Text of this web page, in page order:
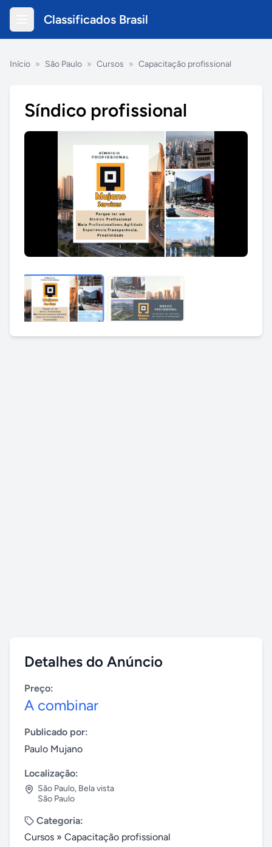
Classificados Brasil
Início » São Paulo » Cursos » Capacitação profissional
Síndico profissional
Detalhes do Anúncio
Preço:
A combinar
Publicado por:
Paulo Mujano
Localização:
São Paulo, Bela vista
São Paulo
Categoria:
Cursos » Capacitação profissional